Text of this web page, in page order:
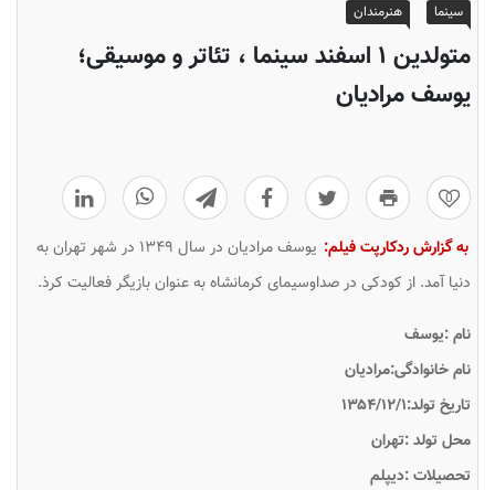
سینما هنرمندان
متولدین ۱ اسفند سینما ، تئاتر و موسیقی؛
یوسف مرادیان
0
به گزارش ردکارپت فیلم:
یوسف مرادیان در سال ۱۳۴۹ در شهر تهران به
دنیا آمد. از کودکی در صداوسیمای کرمانشاه به عنوان بازیگر فعالیت کرذ.
نام :یوسف
نام خانوادگی:مرادیان
تاریخ تولد:۱۳۵۴/۱۲/۱
محل تولد :تهران
تحصیلات :دیپلم